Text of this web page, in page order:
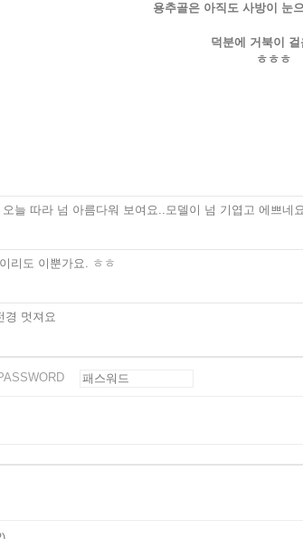
용추골은 아직도 사방이 눈
덕분에 거북이
ㅎㅎㅎ
늘 따라 넘 아름다워 보여요..모델이 넘 기엽고 에쁘네
리도 이뿐가요. ㅎㅎ
경 멋져요